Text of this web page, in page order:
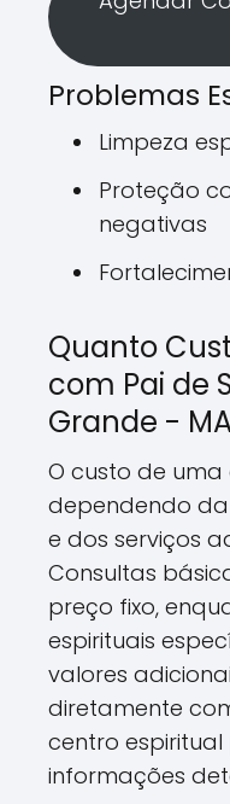
Problemas
Limpeza
Proteção
negativas
Quanto
com Pai de
Grande -
O custo de
dependendo
e dos serviços
Consultas
preço fixo,
espirituais
valores
diretamente
centro
informações